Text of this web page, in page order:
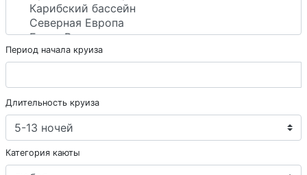
Период начала круиза
Длительность круиза
Категория каюты